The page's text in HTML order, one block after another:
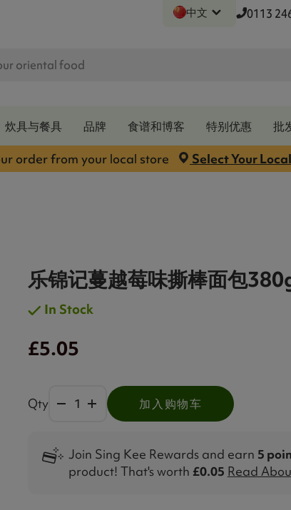
中文 0113
炊具与餐具 品牌 食谱和博客 特别优惠 批
order from your local store
Select Your
乐锦记蔓越莓味撕棒面包
In Stock
£5.05
Qty 加入购物车
Join Sing Kee Rewards and earn 5
product! That's worth £0.05 Read